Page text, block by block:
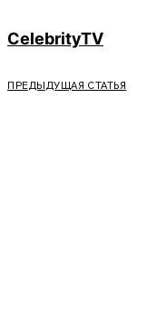
CelebrityTV
ПРЕДЫДУЩАЯ СТАТЬЯ